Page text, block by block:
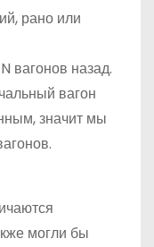
рано или
вагонов назад.
вагон
значит мы
могли бы